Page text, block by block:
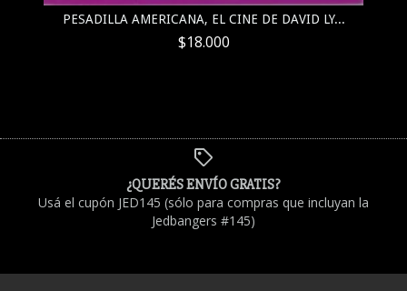
PESADILLA AMERICANA, EL CINE DE DAVID LY...
$18.000
¿QUERÉS ENVÍO GRATIS?
Usá el cupón JED145 (sólo para compras que incluyan la
Jedbangers #145)